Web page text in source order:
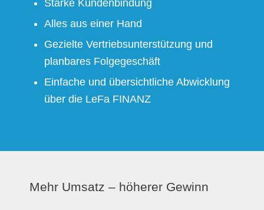
Starke Kundenbindung
Alles aus einer Hand
Gezielte Vertriebsunterstützung und
planbares Folgegeschäft
Einfache und übersichtliche Abwicklung
über die LeFa FINANZ
Mehr Umsatz – höherer Gewinn